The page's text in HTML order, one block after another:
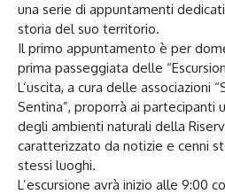
una serie di appuntamenti
storia del suo territorio.
Il primo appuntamento è per
prima passeggiata delle
L’uscita, a cura delle associazioni
Sentina”, proporrà ai partecipanti
degli ambienti naturali della
caratterizzato da notizie e cenni
stessi luoghi.
L’escursione avrà inizio alle 9:00